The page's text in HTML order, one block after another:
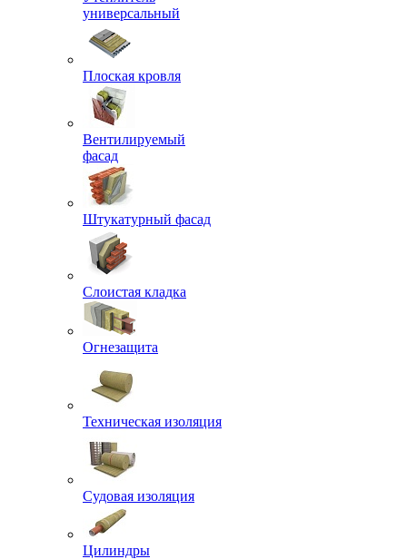
универсальный
Плоская кровля
Вентилируемый
фасад
Штукатурный фасад
Слоистая кладка
Огнезащита
Техническая изоляция
Судовая изоляция
Цилиндры